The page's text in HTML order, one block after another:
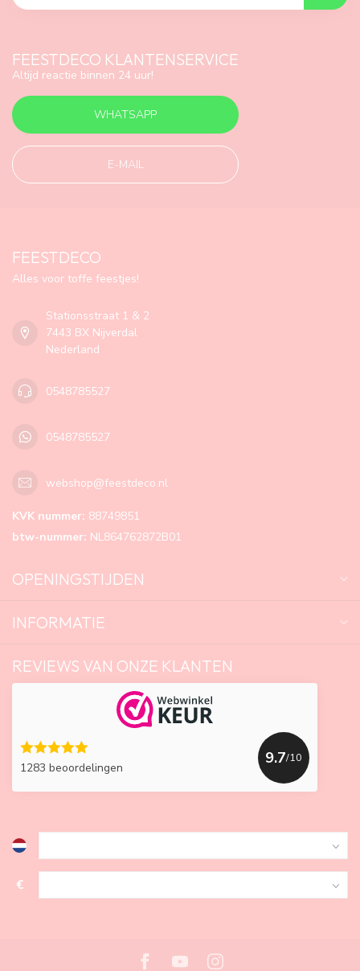
FEESTDECO KLANTENSERVICE
Altijd reactie binnen 24 uur!
WHATSAPP
E-MAIL
FEESTDECO
Alles voor toffe feestjes!
Stationsstraat 1 & 2
7443 BX Nijverdal
Nederland
0548785527
0548785527
webshop@feestdeco.nl
KVK nummer: 88749851
btw-nummer: NL864762872B01
OPENINGSTIJDEN
INFORMATIE
REVIEWS VAN ONZE KLANTEN
1283 beoordelingen
9.7/10
€